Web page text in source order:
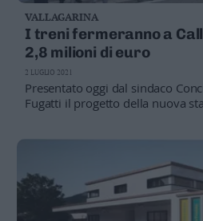
VALLAGARINA
I treni fermeranno a
2,8 milioni di euro
Presentato oggi dal sindaco
Fugatti il progetto della nuova
2 LUGLIO 2021